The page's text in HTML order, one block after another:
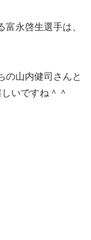
富永啓生選手は、
の山内健司さんと
いですね＾＾